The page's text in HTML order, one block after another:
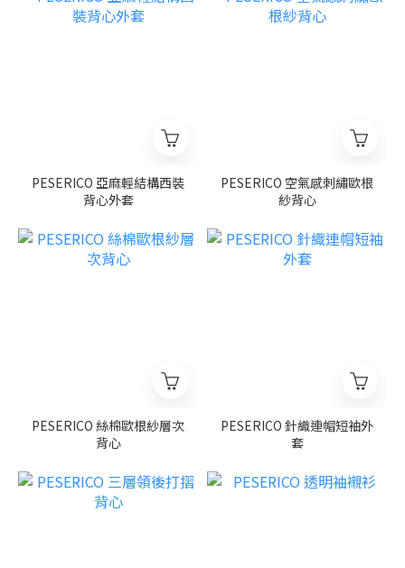
PESERICO 亞麻輕結構西裝
背心外套
PESERICO 空氣感刺繡歐根
紗背心
PESERICO 絲棉歐根紗層次
背心
PESERICO 針織連帽短袖外
套